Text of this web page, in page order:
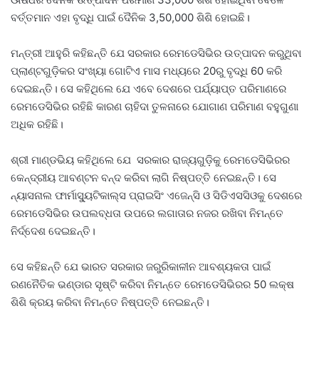
ବର୍ତ୍ତମାନ ଏହା ବୃଦ୍ଧି ପାଇଁ ଦୈନିକ 3,50,000 ଶିଶି ହୋଇଛି।
ମନ୍ତ୍ରୀ ଆହୁରି କହିଛନ୍ତି ଯେ ସରକାର ରେମଡେସିଭିର ଉତ୍ପାଦନ କରୁଥିବା
ପ୍ଲାଣ୍ଟଗୁଡ଼ିକର ସଂଖ୍ୟା ଗୋଟିଏ ମାସ ମଧ୍ୟରେ 20ରୁ ବୃଦ୍ଧି 60 କରି
ଦେଇଛନ୍ତି। ସେ କହିଥିଲେ ଯେ ଏବେ ଦେଶରେ ପର୍ଯ୍ୟାପ୍ତ ପରିମାଣରେ
ରେମଡେସିଭିର ରହିଛି କାରଣ ଚାହିଦା ତୁଳନାରେ ଯୋଗାଣ ପରିମାଣ ବହୁଗୁଣା
ଅଧିକ ରହିଛି।
ଶ୍ରୀ ମାଣ୍ଡଭିୟ କହିଥିଲେ ଯେ ସରକାର ରାଜ୍ୟଗୁଡ଼ିକୁ ରେମଡେସିଭିରର
କେନ୍ଦ୍ରୀୟ ଆବଣ୍ଟନ ବନ୍ଦ କରିବା ଲାଗି ନିଷ୍ପତ୍ତି ନେଇଛନ୍ତି। ସେ
ନ୍ୟାସନାଲ ଫାର୍ମାସ୍ୟୁଟିକାଲ୍ସ ପ୍ରାଇସିଂ ଏଜେନ୍ସି ଓ ସିଡିଏସସିଓକୁ ଦେଶରେ
ରେମଡେସିଭିର ଉପଲବ୍ଧତା ଉପରେ ଲଗାତାର ନଜର ରଖିବା ନିମନ୍ତେ
ନିର୍ଦ୍ଦେଶ ଦେଇଛନ୍ତି।
ସେ କହିଛନ୍ତି ଯେ ଭାରତ ସରକାର ଜରୁରିକାଳୀନ ଆବଶ୍ୟକତା ପାଇଁ
ରଣନୈତିକ ଭଣ୍ଡାର ସୃଷ୍ଟି କରିବା ନିମନ୍ତେ ରେମଡେସିଭିରର 50 ଲକ୍ଷ
ଶିଶି କ୍ରୟ କରିବା ନିମନ୍ତେ ନିଷ୍ପତ୍ତି ନେଇଛନ୍ତି।